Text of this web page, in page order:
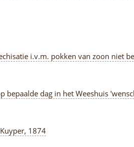
i.v.m. pokken van zoon niet
bepaalde dag in het Weeshuis
1874